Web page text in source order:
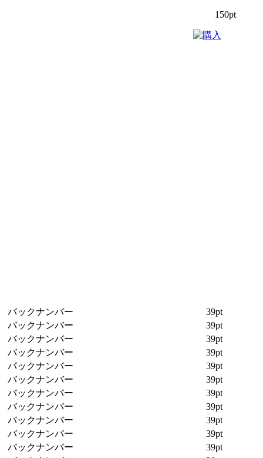
150pt
バックナンバー
39pt
バックナンバー
39pt
バックナンバー
39pt
バックナンバー
39pt
バックナンバー
39pt
バックナンバー
39pt
バックナンバー
39pt
バックナンバー
39pt
バックナンバー
39pt
バックナンバー
39pt
バックナンバー
39pt